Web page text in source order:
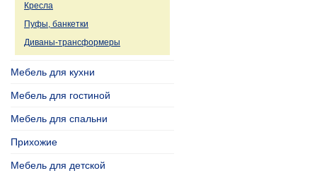
Кресла
Пуфы, банкетки
Диваны-трансформеры
Мебель для кухни
Мебель для гостиной
Мебель для спальни
Прихожие
Мебель для детской